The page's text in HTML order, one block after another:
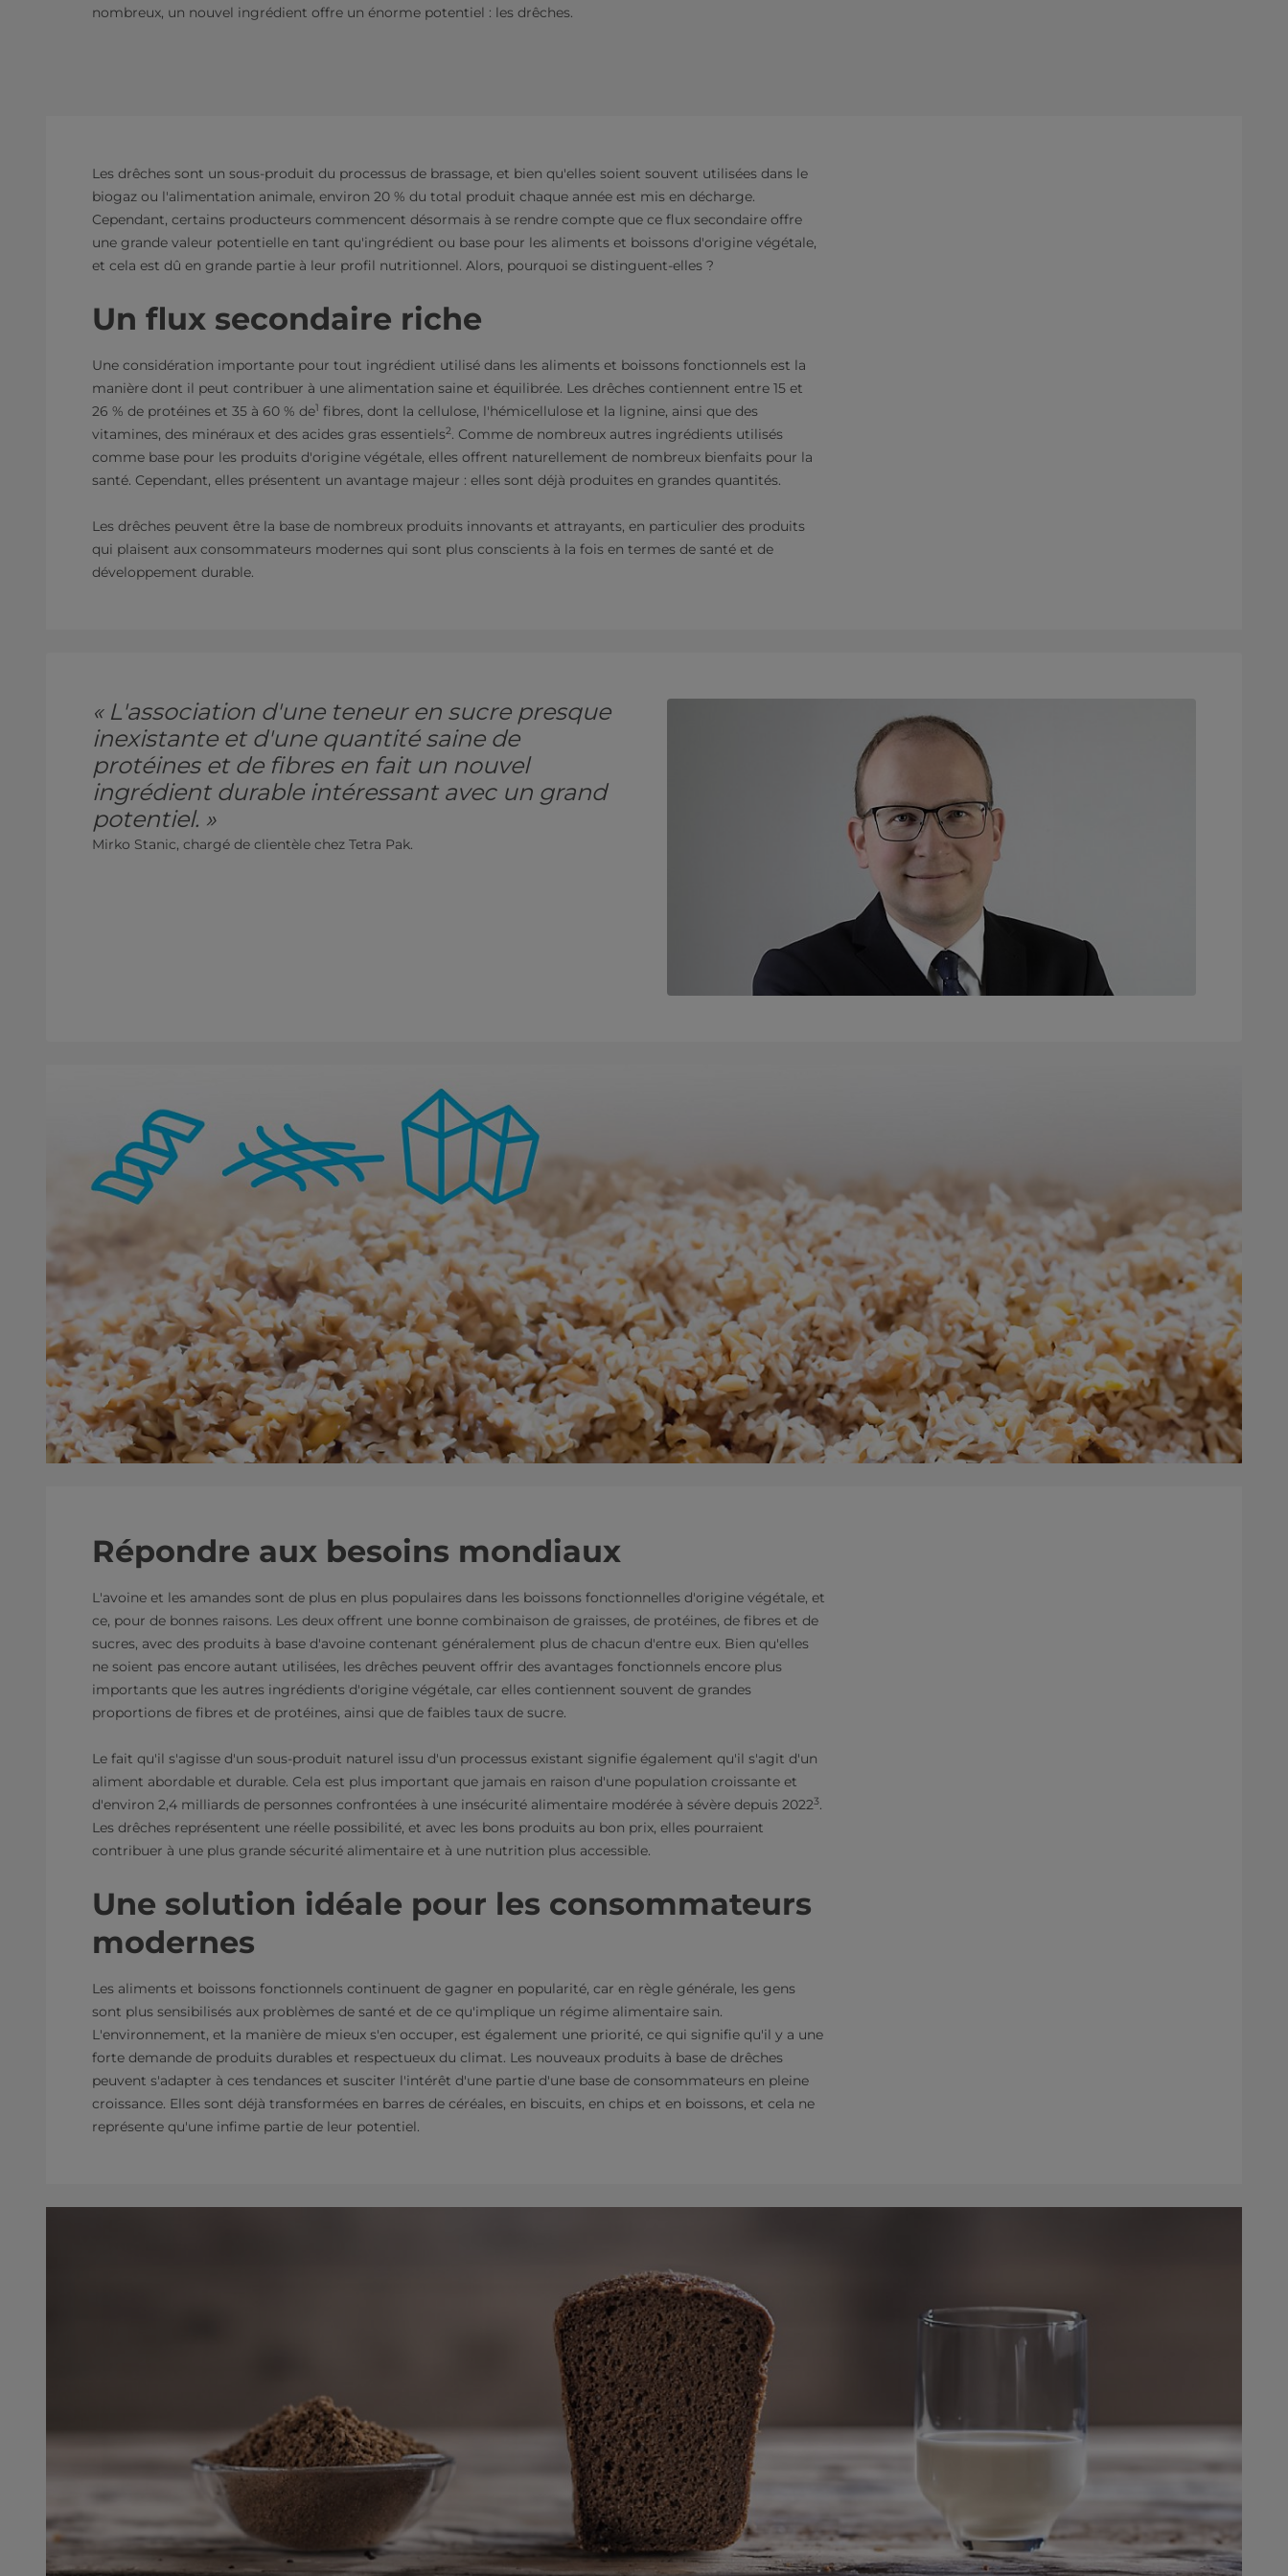
nombreux, un nouvel ingrédient offre un énorme potentiel : les drêches.
Les drêches sont un sous-produit du processus de brassage, et bien qu'elles soient souvent utilisées dans le
biogaz ou l'alimentation animale, environ 20 % du total produit chaque année est mis en décharge.
Cependant, certains producteurs commencent désormais à se rendre compte que ce flux secondaire offre
une grande valeur potentielle en tant qu'ingrédient ou base pour les aliments et boissons d'origine végétale,
et cela est dû en grande partie à leur profil nutritionnel. Alors, pourquoi se distinguent-elles ?
Un flux secondaire riche
Une considération importante pour tout ingrédient utilisé dans les aliments et boissons fonctionnels est la
manière dont il peut contribuer à une alimentation saine et équilibrée. Les drêches contiennent entre 15 et
26 % de protéines et 35 à 60 % de1 fibres, dont la cellulose, l'hémicellulose et la lignine, ainsi que des
vitamines, des minéraux et des acides gras essentiels2. Comme de nombreux autres ingrédients utilisés
comme base pour les produits d'origine végétale, elles offrent naturellement de nombreux bienfaits pour la
santé. Cependant, elles présentent un avantage majeur : elles sont déjà produites en grandes quantités.
Les drêches peuvent être la base de nombreux produits innovants et attrayants, en particulier des produits
qui plaisent aux consommateurs modernes qui sont plus conscients à la fois en termes de santé et de
développement durable.
« L'association d'une teneur en sucre presque
inexistante et d'une quantité saine de
protéines et de fibres en fait un nouvel
ingrédient durable intéressant avec un grand
potentiel. »
Mirko Stanic, chargé de clientèle chez Tetra Pak.
Répondre aux besoins mondiaux
L'avoine et les amandes sont de plus en plus populaires dans les boissons fonctionnelles d'origine végétale, et
ce, pour de bonnes raisons. Les deux offrent une bonne combinaison de graisses, de protéines, de fibres et de
sucres, avec des produits à base d'avoine contenant généralement plus de chacun d'entre eux. Bien qu'elles
ne soient pas encore autant utilisées, les drêches peuvent offrir des avantages fonctionnels encore plus
importants que les autres ingrédients d'origine végétale, car elles contiennent souvent de grandes
proportions de fibres et de protéines, ainsi que de faibles taux de sucre.
Le fait qu'il s'agisse d'un sous-produit naturel issu d'un processus existant signifie également qu'il s'agit d'un
aliment abordable et durable. Cela est plus important que jamais en raison d'une population croissante et
d'environ 2,4 milliards de personnes confrontées à une insécurité alimentaire modérée à sévère depuis 20223.
Les drêches représentent une réelle possibilité, et avec les bons produits au bon prix, elles pourraient
contribuer à une plus grande sécurité alimentaire et à une nutrition plus accessible.
Une solution idéale pour les consommateurs
modernes
Les aliments et boissons fonctionnels continuent de gagner en popularité, car en règle générale, les gens
sont plus sensibilisés aux problèmes de santé et de ce qu'implique un régime alimentaire sain.
L'environnement, et la manière de mieux s'en occuper, est également une priorité, ce qui signifie qu'il y a une
forte demande de produits durables et respectueux du climat. Les nouveaux produits à base de drêches
peuvent s'adapter à ces tendances et susciter l'intérêt d'une partie d'une base de consommateurs en pleine
croissance. Elles sont déjà transformées en barres de céréales, en biscuits, en chips et en boissons, et cela ne
représente qu'une infime partie de leur potentiel.